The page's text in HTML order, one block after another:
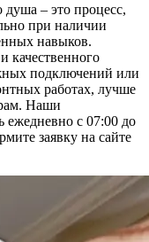
– это процесс,
при наличии
навыков.
качественного
подключений или
работах, лучше
Наши
с 07:00 до
заявку на сайте